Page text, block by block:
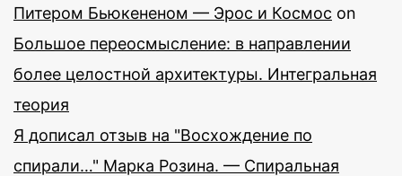
Питером Бьюкененом — Эрос и Космос on
Большое переосмысление: в направлении
более целостной архитектуры. Интегральная
теория
Я дописал отзыв на "Восхождение по
спирали…" Марка Розина. — Спиральная